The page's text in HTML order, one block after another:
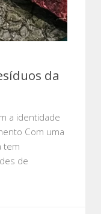
da
a identidade
Com uma
tem
de